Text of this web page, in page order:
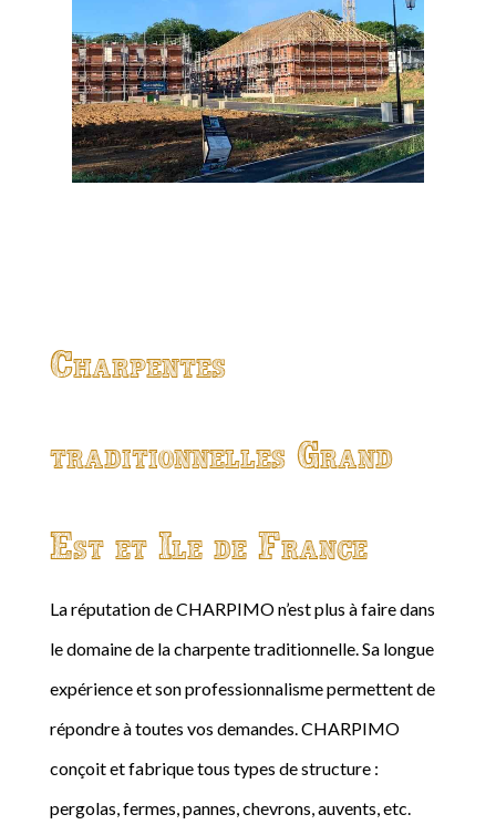
Charpentes
traditionnelles Grand
Est et Ile de France
La réputation de CHARPIMO n’est plus à faire dans
le domaine de la charpente traditionnelle. Sa longue
expérience et son professionnalisme permettent de
répondre à toutes vos demandes. CHARPIMO
conçoit et fabrique tous types de structure :
pergolas, fermes, pannes, chevrons, auvents, etc.